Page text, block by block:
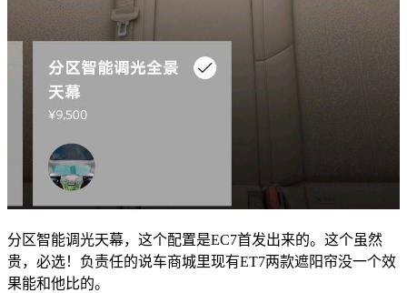
分区智能调光天幕，这个配置是EC7首发出来的。这个虽然
贵，必选！负责任的说车商城里现有ET7两款遮阳帘没一个效
果能和他比的。